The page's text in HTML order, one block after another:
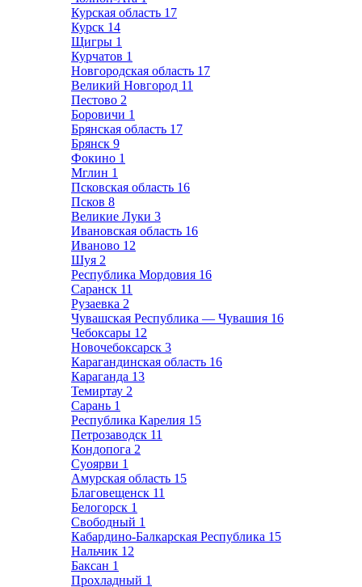
Курская область 17
Курск 14
Щигры 1
Курчатов 1
Новгородская область 17
Великий Новгород 11
Пестово 2
Боровичи 1
Брянская область 17
Брянск 9
Фокино 1
Мглин 1
Псковская область 16
Псков 8
Великие Луки 3
Ивановская область 16
Иваново 12
Шуя 2
Республика Мордовия 16
Саранск 11
Рузаевка 2
Чувашская Республика — Чувашия 16
Чебоксары 12
Новочебоксарск 3
Карагандинская область 16
Караганда 13
Темиртау 2
Сарань 1
Республика Карелия 15
Петрозаводск 11
Кондопога 2
Суоярви 1
Амурская область 15
Благовещенск 11
Белогорск 1
Свободный 1
Кабардино-Балкарская Республика 15
Нальчик 12
Баксан 1
Прохладный 1